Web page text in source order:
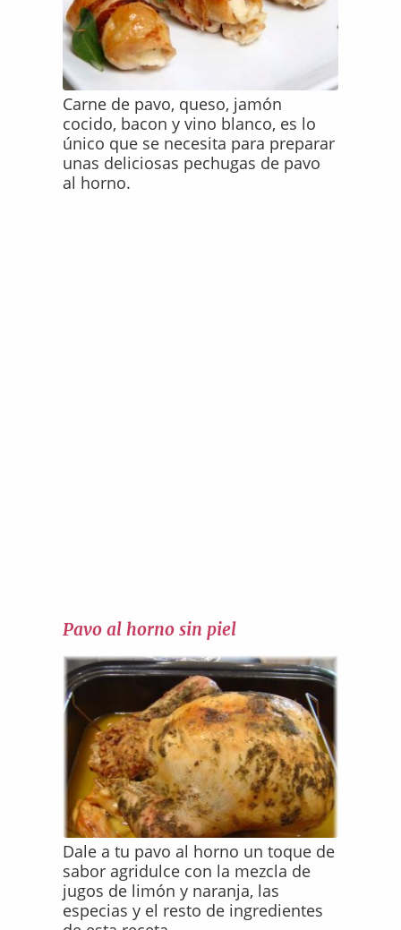
Carne de pavo, queso, jamón
cocido, bacon y vino blanco, es lo
único que se necesita para preparar
unas deliciosas pechugas de pavo
al horno.
Pavo al horno sin piel
Dale a tu pavo al horno un toque de
sabor agridulce con la mezcla de
jugos de limón y naranja, las
especias y el resto de ingredientes